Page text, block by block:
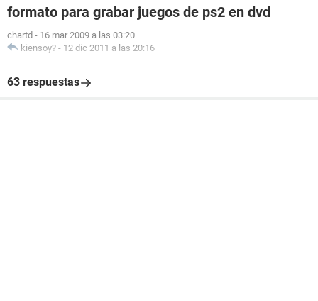
formato para grabar juegos de ps2 en dvd
chartd - 16 mar 2009 a las 03:20
kiensoy? - 12 dic 2011 a las 20:16
63 respuestas